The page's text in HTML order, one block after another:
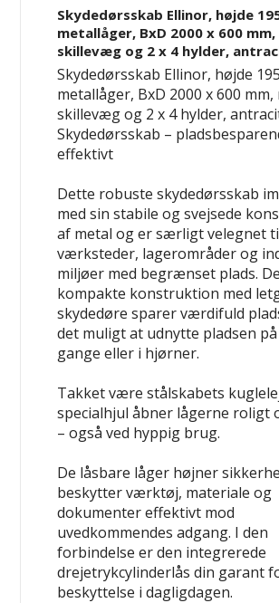
Skydedørsskab Ellinor, højde
metallåger, BxD 2000 x 600 mm,
skillevæg og 2 x 4 hylder,
Skydedørsskab Ellinor, højde
metallåger, BxD 2000 x 600 mm,
skillevæg og 2 x 4 hylder,
Skydedørsskab –
effektivt
Dette robuste skydedørsskab
med sin stabile og svejsede
af metal og er særligt velegnet
værksteder, lagerområder og
miljøer med begrænset plads.
kompakte konstruktion med
skydedøre sparer værdifuld
det muligt at udnytte pladsen
gange eller i hjørner.
Takket være stålskabets
specialhjul åbner lågerne roligt
– også ved hyppig brug.
De låsbare låger højner
beskytter værktøj, materiale og
dokumenter effektivt mod
uvedkommendes adgang. I den
forbindelse er den integrerede
drejetrykcylinderlås din garant
beskyttelse i dagligdagen.